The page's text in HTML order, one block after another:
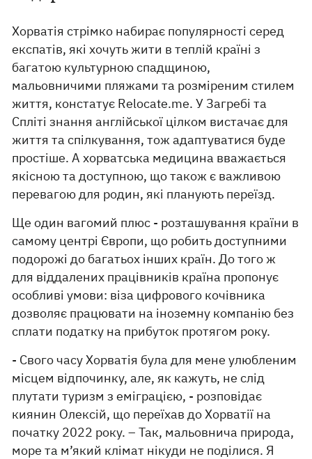
Хорватія стрімко набирає популярності серед
експатів, які хочуть жити в теплій країні з
багатою культурною спадщиною,
мальовничими пляжами та розміреним стилем
життя, констатує Relocate.me. У Загребі та
Спліті знання англійської цілком вистачає для
життя та спілкування, тож адаптуватися буде
простіше. А хорватська медицина вважається
якісною та доступною, що також є важливою
перевагою для родин, які планують переїзд.
Ще один вагомий плюс - розташування країни в
самому центрі Європи, що робить доступними
подорожі до багатьох інших країн. До того ж
для віддалених працівників країна пропонує
особливі умови: віза цифрового кочівника
дозволяє працювати на іноземну компанію без
сплати податку на прибуток протягом року.
- Свого часу Хорватія була для мене улюбленим
місцем відпочинку, але, як кажуть, не слід
плутати туризм з еміграцією, - розповідає
киянин Олексій, що переїхав до Хорватії на
початку 2022 року. – Так, мальовнича природа,
море та м’який клімат нікуди не поділися. Я